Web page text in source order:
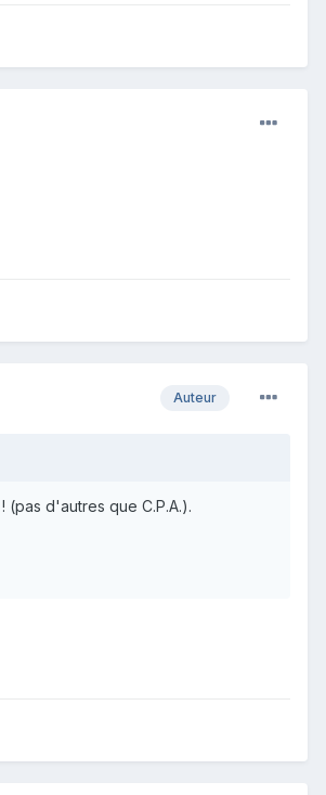
Auteur
d'autres que C.P.A.).